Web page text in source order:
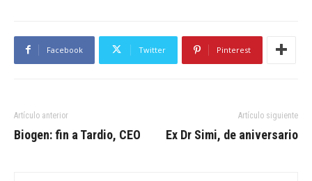
Facebook Twitter Pinterest
Artículo anterior
Biogen: fin a Tardio, CEO
Artículo siguiente
Ex Dr Simi, de aniversario